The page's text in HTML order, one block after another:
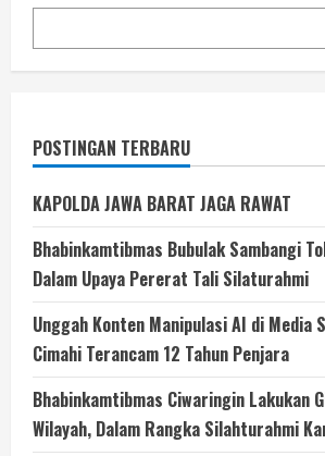
POSTINGAN TERBARU
KAPOLDA JAWA BARAT JAGA RAWAT
Bhabinkamtibmas Bubulak Sambangi
Dalam Upaya Pererat Tali Silaturahmi
Unggah Konten Manipulasi AI di Media
Cimahi Terancam 12 Tahun Penjara
Bhabinkamtibmas Ciwaringin Lakukan
Wilayah, Dalam Rangka Silahturahmi